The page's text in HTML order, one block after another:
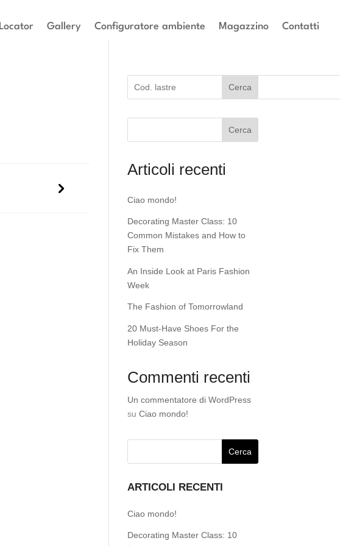
Gallery Configuratore ambiente Magazzino Contatti
Cerca
Cerca
Articoli recenti
Ciao mondo!
Decorating Master Class: 10
Common Mistakes and How to
Fix Them
An Inside Look at Paris Fashion
Week
The Fashion of Tomorrowland
20 Must-Have Shoes For the
Holiday Season
Commenti recenti
Un commentatore di WordPress
su Ciao mondo!
ARTICOLI RECENTI
Ciao mondo!
Decorating Master Class: 10